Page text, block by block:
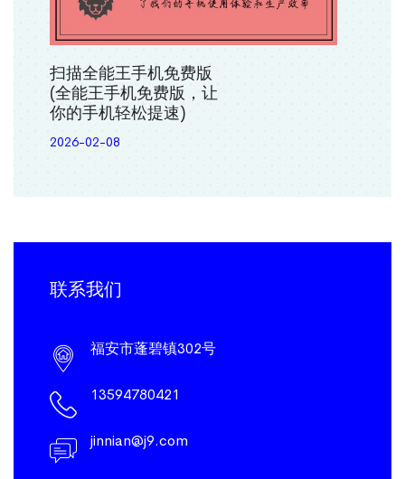
扫描全能王手机免费版
(全能王手机免费版，让
你的手机轻松提速)
2026-02-08
联系我们
福安市蓬碧镇302号
13594780421
jinnian@j9.com